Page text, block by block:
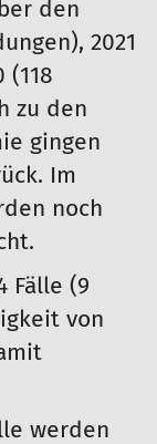
den
2021
(118
zu den
gingen
Im
noch
Fälle (9
von
werden